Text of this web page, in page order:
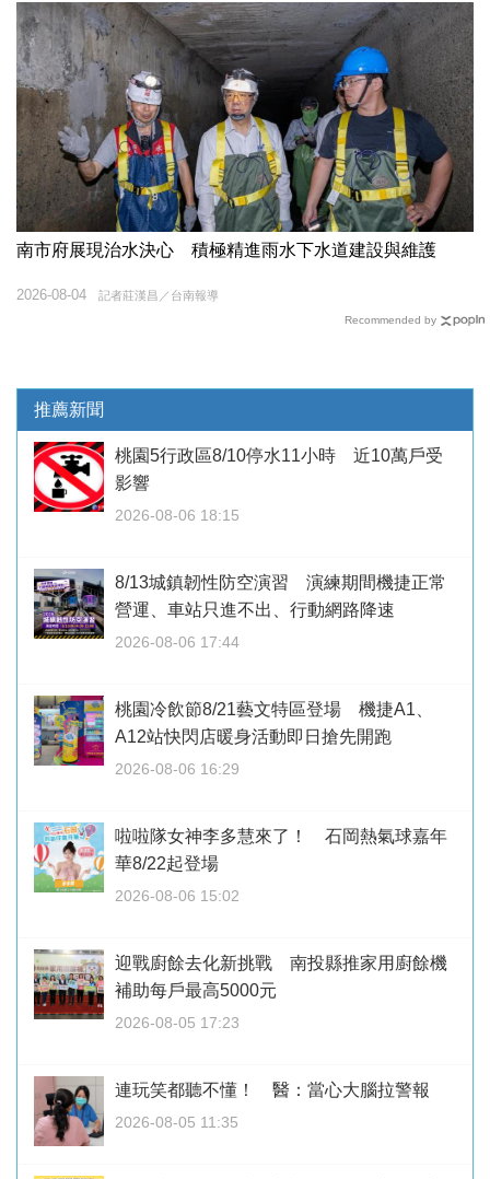
南市府展現治水決心 積極精進雨水下水道建設與維護
記者莊漢昌／台南報導
2026-08-04
Recommended by
推薦新聞
桃園5行政區8/10停水11小時 近10萬戶受
影響
2026-08-06 18:15
8/13城鎮韌性防空演習 演練期間機捷正常
營運、車站只進不出、行動網路降速
2026-08-06 17:44
桃園冷飲節8/21藝文特區登場 機捷A1、
A12站快閃店暖身活動即日搶先開跑
2026-08-06 16:29
啦啦隊女神李多慧來了！ 石岡熱氣球嘉年
華8/22起登場
2026-08-06 15:02
迎戰廚餘去化新挑戰 南投縣推家用廚餘機
補助每戶最高5000元
2026-08-05 17:23
連玩笑都聽不懂！ 醫：當心大腦拉警報
2026-08-05 11:35